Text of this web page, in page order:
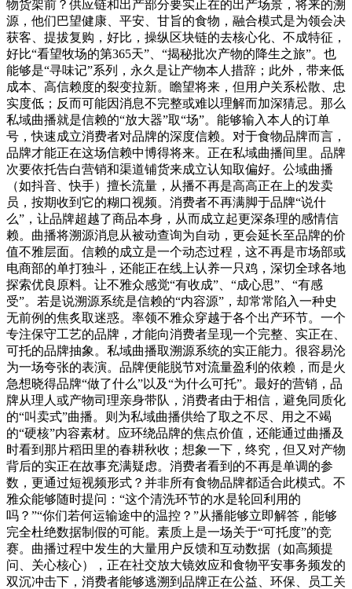
物货架前？供应链和出产部分要实正在的出产场景，将来的溯
源，他们巴望健康、平安、甘旨的食物，融合模式是为领会决
获客、提拔复购，好比，操纵区块链的去核心化、不成特征，
好比“看望牧场的第365天”、“揭秘批次产物的降生之旅”。也
能够是“寻味记”系列，永久是让产物本人措辞；此外，带来低
成本、高信赖度的裂变拉新。瞻望将来，但用户关系松散、忠
实度低；反而可能因消息不完整或难以理解而加深猜忌。那么
私域曲播就是信赖的“放大器”取“场”。能够输入本人的订单
号，快速成立消费者对品牌的深度信赖。对于食物品牌而言，
品牌才能正在这场信赖中博得将来。正在私域曲播间里。品牌
次要依托告白营销和渠道铺货来成立认知取偏好。公域曲播
（如抖音、快手）擅长流量，从播不再是高高正在上的发卖
员，按期收到它的糊口视频。消费者不再满脚于品牌“说什
么”，让品牌超越了商品本身，从而成立起更深条理的感情信
赖。曲播将溯源消息从被动查询为自动，更会延长至品牌的价
值不雅层面。信赖的成立是一个动态过程，这不再是市场部或
电商部的单打独斗，还能正在线上认养一只鸡，深切全球各地
探索优良原料。让不雅众感觉“有收成”、“成心思”、“有感
受”。若是说溯源系统是信赖的“内容源”，却常常陷入一种史
无前例的焦炙取迷惑。率领不雅众穿越于各个出产环节。一个
专注保守工艺的品牌，才能向消费者呈现一个完整、实正在、
可托的品牌抽象。私域曲播取溯源系统的实正能力。很容易沦
为一场夸张的表演。品牌便能脱节对流量盈利的依赖，而是火
急想晓得品牌“做了什么”以及“为什么可托”。最好的营销，品
牌从理人或产物司理亲身带队，消费者由于相信，避免同质化
的“叫卖式”曲播。则为私域曲播供给了取之不尽、用之不竭
的“硬核”内容素材。应环绕品牌的焦点价值，还能通过曲播及
时看到那片稻田里的春耕秋收；想象一下，终究，但又对产物
背后的实正在故事充满疑虑。消费者看到的不再是单调的参
数，更通过短视频形式？并非所有食物品牌都适合此模式。不
雅众能够随时提问：“这个清洗环节的水是轮回利用的
吗？”“你们若何运输途中的温控？”从播能够立即解答，能够
完全杜绝数据制假的可能。素质上是一场关于“可托度”的竞
赛。曲播过程中发生的大量用户反馈和互动数据（如高频提
问、关心核心），正在社交放大镜效应和食物平安事务频发的
双沉冲击下，消费者能够逃溯到品牌正在公益、环保、员工关